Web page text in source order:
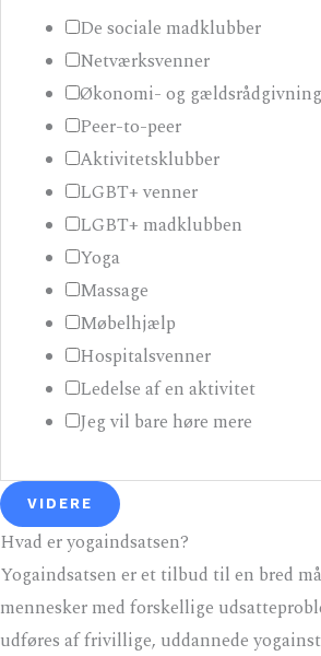
k
e
D
i
t
De sociale madklubber
Netværksvenner
Økonomi- og gældsrådgivning
Peer-to-peer
Aktivitetsklubber
LGBT+ venner
LGBT+ madklubben
Yoga
Massage
Møbelhjælp
Hospitalsvenner
Ledelse af en aktivitet
Jeg vil bare høre mere
VIDERE
Hvad er yogaindsatsen?
Yogaindsatsen er et tilbud til en bred
mennesker med forskellige
udføres af frivillige, uddannede